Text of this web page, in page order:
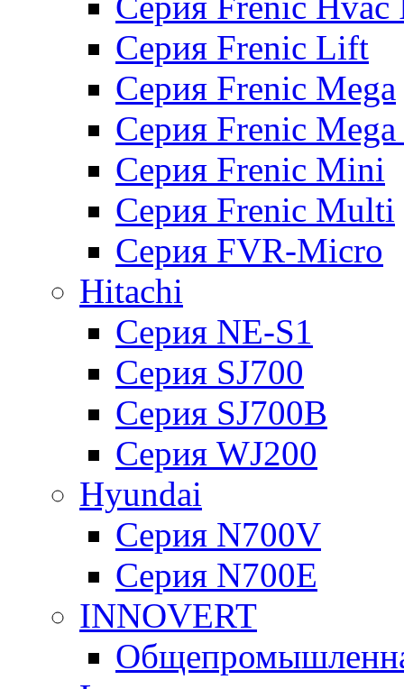
Серия Frenic Lift
Серия Frenic Mega
Серия Frenic Mega
Серия Frenic Mini
Серия Frenic Multi
Серия FVR-Micro
Hitachi
Серия NE-S1
Серия SJ700
Серия SJ700B
Серия WJ200
Hyundai
Серия N700V
Серия N700Е
INNOVERT